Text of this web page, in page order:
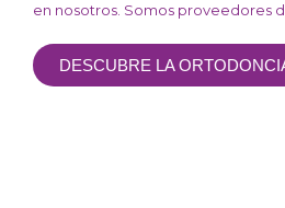
en nosotros. Somos proveedores
DESCUBRE LA